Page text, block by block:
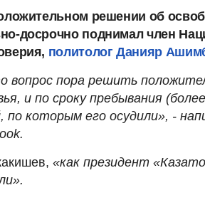
решении об
досрочно поднимал член
политолог Данияр
вопрос пора решить
и по сроку пребывания
которым его осудили», -
«как президент